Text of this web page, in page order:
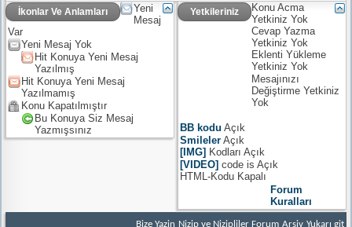
İkonlar Ve Anlamları
Yeni
Mesaj
Var
Yeni Mesaj Yok
Hit Konuya Yeni Mesaj
Yazılmış
Hit Konuya Yeni Mesaj
Yazılmamış
Konu Kapatılmıştır
Bu Konuya Siz Mesaj
Yazmışsınız
Yetkileriniz
Konu Acma
YetkinizYok
Cevap Yazma
YetkinizYok
Eklenti Yükleme
YetkinizYok
Mesajınızı
Değiştirme Yetkiniz
Yok
BB kodu Açık
Smileler Açık
[IMG] KodlarıAçık
[VIDEO] code isAçık
HTML-Kodu Kapalı
Forum
Kuralları
Bize Yazin Nizip ve Nizipliler Forum Arşiv Yukarı git